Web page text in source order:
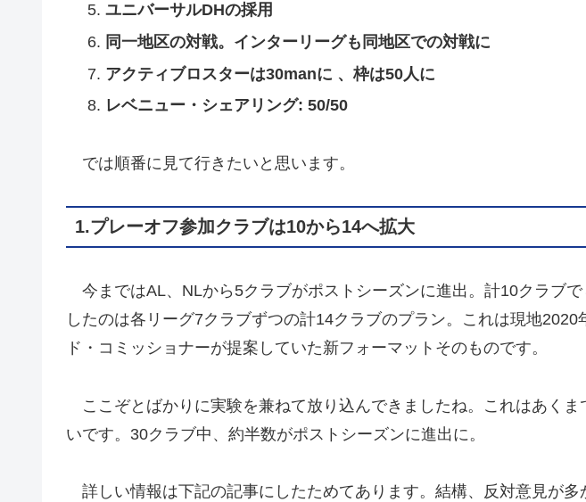
ユニバーサルDHの採用
同一地区の対戦。インターリーグも同地区での対戦に
アクティブロスターは30manに 、枠は50人に
レベニュー・シェアリング: 50/50
では順番に見て行きたいと思います。
1.プレーオフ参加クラブは10から14へ拡大
今まではAL、NLから5クラブがポストシーズンに進出。計10クラブ
したのは各リーグ7クラブずつの計14クラブのプラン。これは現地2020
ド・コミッショナーが提案していた新フォーマットそのものです。
ここぞとばかりに実験を兼ねて放り込んできましたね。これはあくま
いです。30クラブ中、約半数がポストシーズンに進出に。
詳しい情報は下記の記事にしたためてあります。結構、反対意見が多